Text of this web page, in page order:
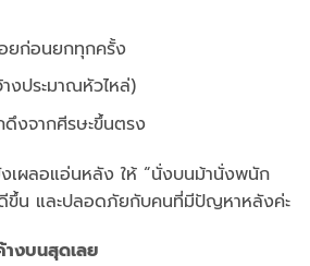
ยก่อนยกทุกครั้ง
งประมาณหัวไหล่)
ดึงจากศีรษะขึ้นตรง
เผลอแอ่นหลัง ให้ “นั่งบนม้านั่งพนัก
ขึ้น และปลอดภัยกับคนที่มีปัญหาหลังค่ะ
างบนสุดเลย